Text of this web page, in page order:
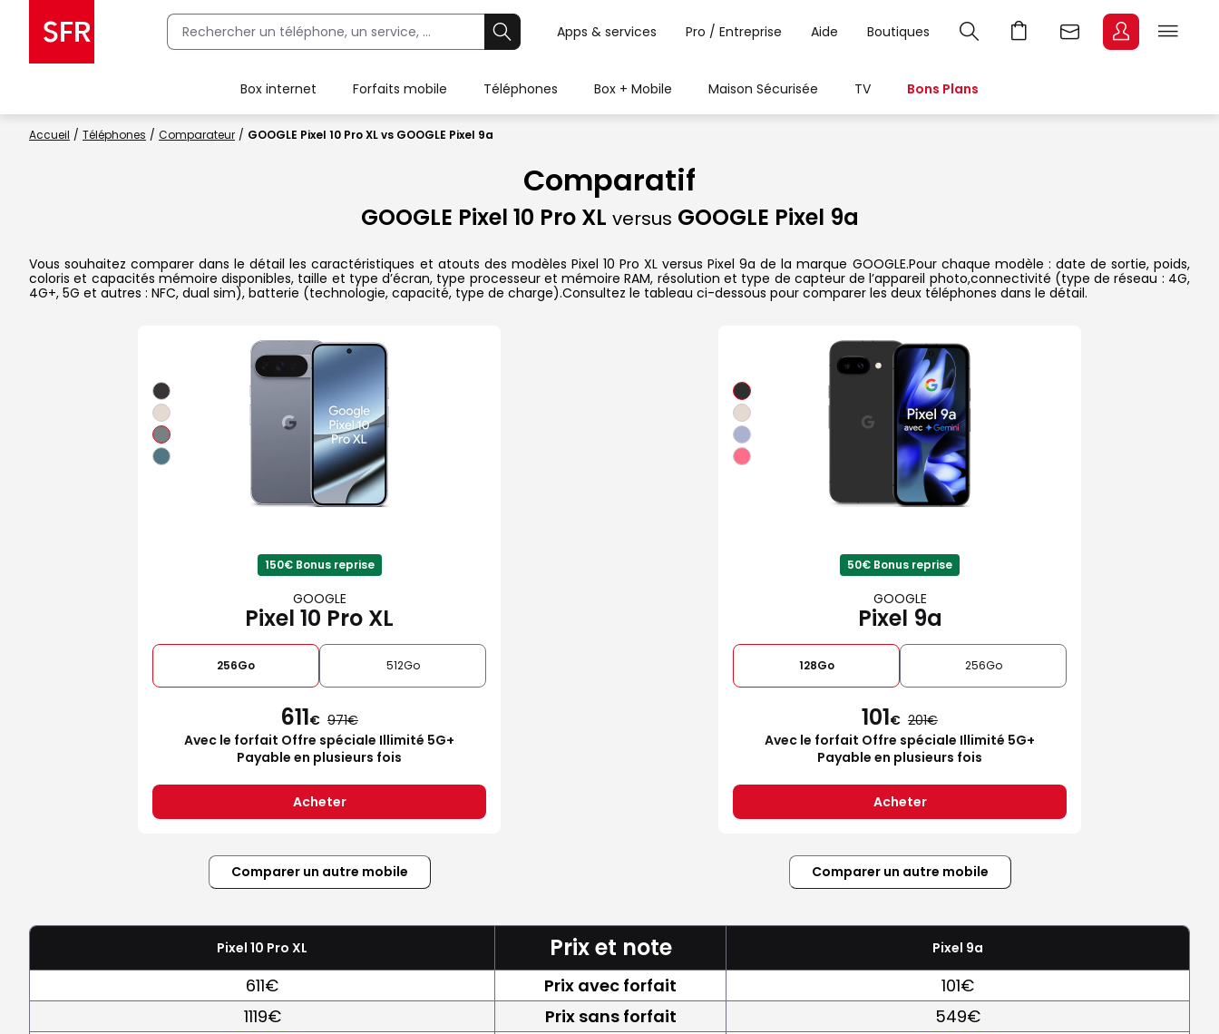
Apps & services Pro / Entreprise Aide Boutiques
Box internet Forfaits mobile Téléphones Box + Mobile Maison Sécurisée TV Bons Plans
Accueil Téléphones Comparateur GOOGLE Pixel 10 Pro XL vs GOOGLE Pixel 9a
Comparatif
GOOGLE Pixel 10 Pro XL versus GOOGLE Pixel 9a
Vous souhaitez comparer dans le détail les caractéristiques et atouts des modèles Pixel 10 Pro XL versus Pixel 9a de la marque GOOGLE.Pour chaque modèle : date de sortie, poids,
coloris et capacités mémoire disponibles, taille et type d’écran, type processeur et mémoire RAM, résolution et type de capteur de l’appareil photo,connectivité (type de réseau : 4G,
4G+, 5G et autres : NFC, dual sim), batterie (technologie, capacité, type de charge).Consultez le tableau ci-dessous pour comparer les deux téléphones dans le détail.
150€ Bonus reprise
GOOGLE
Pixel 10 Pro XL
256Go 512Go
611€ 971
Avec le forfait Offre spéciale Illimité 5G+
Payable en plusieurs fois
Acheter
50€ Bonus reprise
GOOGLE
Pixel 9a
128Go 256Go
101€ 201
Avec le forfait Offre spéciale Illimité 5G+
Payable en plusieurs fois
Acheter
Comparer un autre mobile Comparer un autre mobile
Pixel 10 Pro XL Prix et note Pixel 9a
611€ Prix avec forfait
101€
1119€
Prix sans forfait 549€